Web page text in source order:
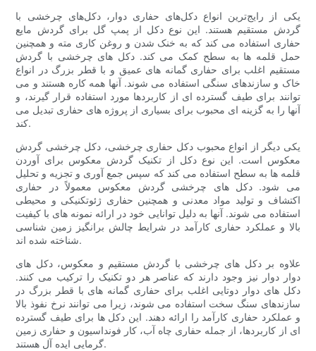
یکی از رایج‌ترین انواع دکل‌های حفاری دوار، دکل‌های چرخشی با
گردش مستقیم هستند. این نوع دکل از پمپ گل برای گردش مایع
حفاری استفاده می کند که به خنک شدن و روغن کاری مته و همچنین
حمل قلمه ها به سطح کمک می کند. دکل های چرخشی با گردش
مستقیم اغلب برای حفاری گمانه های عمیق و با قطر بزرگ در انواع
خاک و سازندهای سنگی استفاده می شوند. آنها همه کاره هستند و می
توانند برای طیف گسترده ای از کاربردها مورد استفاده قرار گیرند، و
آنها را به گزینه ای محبوب برای بسیاری از پروژه های حفاری تبدیل می
کند.
یکی دیگر از انواع محبوب دکل حفاری چرخشی، دکل چرخشی گردش
معکوس است. این نوع دکل از تکنیک گردش معکوس برای آوردن
قلمه ها به سطح استفاده می کند که سپس جمع آوری و تجزیه و تحلیل
می شود. دکل های چرخشی گردش معکوس معمولاً در حفاری
اکتشاف و تولید مواد معدنی و همچنین حفاری ژئوتکنیکی و محیطی
استفاده می شوند. آنها به دلیل توانایی خود در ارائه نمونه های با کیفیت
بالا و عملکرد حفاری کارآمد در شرایط چالش برانگیز زمین شناسی
شناخته شده اند.
علاوه بر دکل های چرخشی با گردش مستقیم و معکوس، دکل های
دوار دوار نیز وجود دارند که عناصر هر دو تکنیک را ترکیب می کنند.
دکل های دوار دوتایی اغلب برای حفاری گمانه های با قطر بزرگ در
سازندهای سنگ سخت استفاده می شوند، زیرا می توانند نرخ نفوذ بالا
و عملکرد حفاری کارآمد را ارائه دهند. این دکل ها برای طیف گسترده
ای از کاربردها، از جمله حفاری چاه آب، کار فونداسیون و حفاری زمین
گرمایی ایده آل هستند.